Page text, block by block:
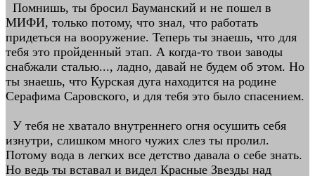
Помнишь, ты бросил Бауманский и не пошел в
МИФИ, только потому, что знал, что работать
придеться на вооружение. Теперь ты знаешь, что для
тебя это пройденный этап. А когда-то твои заводы
снабжали сталью..., ладно, давай не будем об этом. Но
ты знаешь, что Курская дуга находится на родине
Серафима Саровского, и для тебя это было спасением.
У тебя не хватало внутреннего огня осушить себя
изнутри, слишком много чужих слез ты пролил.
Потому вода в легких все детство давала о себе знать.
Но ведь ты вставал и видел Красные Звезды над